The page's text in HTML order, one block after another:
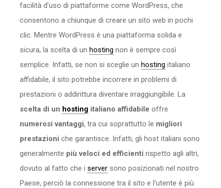
facilità d’uso di piattaforme come WordPress, che
consentono a chiunque di creare un sito web in pochi
clic. Mentre WordPress è una piattaforma solida e
sicura, la scelta di un hosting non è sempre così
semplice. Infatti, se non si sceglie un hosting italiano
affidabile, il sito potrebbe incorrere in problemi di
prestazioni o addirittura diventare irraggiungibile. La
scelta di un hosting italiano affidabile offre
numerosi vantaggi, tra cui soprattutto le migliori
prestazioni che garantisce. Infatti, gli host italiani sono
generalmente più veloci ed efficienti rispetto agli altri,
dovuto al fatto che i server sono posizionati nel nostro
Paese, perciò la connessione tra il sito e l’utente è più